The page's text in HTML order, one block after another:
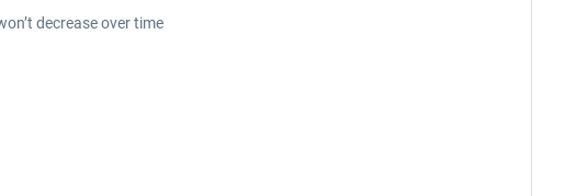
decrease over time